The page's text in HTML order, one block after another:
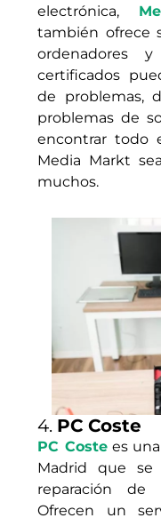
electrónica,
también ofrece
ordenadores
certificados
de problemas,
problemas de
encontrar todo
Media Markt
muchos.
4. PC Coste
PC Coste es
Madrid que se
reparación de
Ofrecen un